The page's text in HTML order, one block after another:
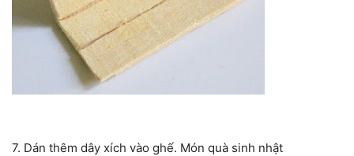
7. Dán thêm dây xích vào ghế. Món quà sinh nhật